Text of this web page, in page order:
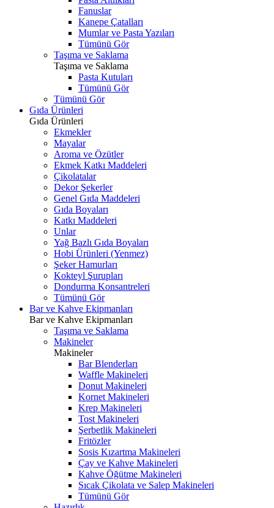
Fanuslar
Kanepe Çatalları
Mumlar ve Pasta Yazıları
Tümünü Gör
Taşıma ve Saklama
Taşıma ve Saklama
Pasta Kutuları
Tümünü Gör
Tümünü Gör
Gıda Ürünleri
Gıda Ürünleri
Ekmekler
Mayalar
Aroma ve Özütler
Ekmek Katkı Maddeleri
Çikolatalar
Dekor Şekerler
Genel Gıda Maddeleri
Gıda Boyaları
Katkı Maddeleri
Unlar
Yağ Bazlı Gıda Boyaları
Hobi Ürünleri (Yenmez)
Şeker Hamurları
Kokteyl Şurupları
Dondurma Konsantreleri
Tümünü Gör
Bar ve Kahve Ekipmanları
Bar ve Kahve Ekipmanları
Taşıma ve Saklama
Makineler
Makineler
Bar Blenderları
Waffle Makineleri
Donut Makineleri
Kornet Makineleri
Krep Makineleri
Tost Makineleri
Şerbetlik Makineleri
Fritözler
Sosis Kızartma Makineleri
Çay ve Kahve Makineleri
Kahve Öğütme Makineleri
Sıcak Çikolata ve Salep Makineleri
Tümünü Gör